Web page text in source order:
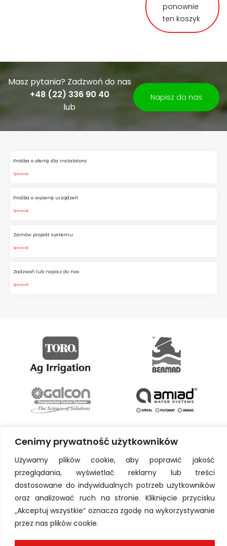
Cenimy prywatność użytkowników
Używamy plików cookie, aby poprawić jakość
przeglądania, wyświetlać reklamy lub treści
dostosowane do indywidualnych potrzeb użytkowników
oraz analizować ruch na stronie. Kliknięcie przycisku
„Akceptuj wszystkie” oznacza zgodę na wykorzystywanie
przez nas plików cookie.
ponownie
ten koszyk
Masz pytania? Zadzwoń do nas
+48 (22) 336 90 40
lub
Napisz do nas
Prośba o ofertę dla instalatora
Sprawdź
Prośba o wycenę urządzeń
Sprawdź
Zamów projekt systemu
Sprawdź
Zadzwoń lub napisz do nas
Sprawdź